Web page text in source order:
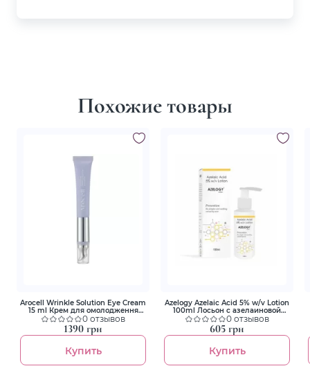
Похожие товары
Arocell Wrinkle Solution Eye Cream
15 ml Крем для омолодження
шкіри навколо очей з
ботулінічним поліпептидом та
гальванічним підсилювачем-
0 отзывов
1390 грн
Купить
Azelogy Azelaic Acid 5% w/v Lotion
100ml Лосьон с азелаиновой
кислотой 5%
0 отзывов
605 грн
Купить